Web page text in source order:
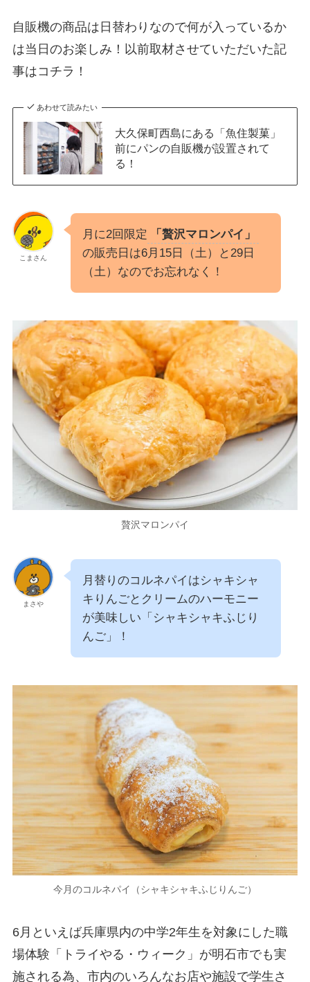
自販機の商品は日替わりなので何が入っているか
は当日のお楽しみ！以前取材させていただいた記
事はコチラ！
あわせて読みたい
大久保町西島にある「魚住製菓」
前にパンの自販機が設置されて
る！
こまさん
月に2回限定
「贅沢マロンパイ」
の販売日は6月15日（土）と29日
（土）なのでお忘れなく！
贅沢マロンパイ
まさや
月替りのコルネパイはシャキシャ
キりんごとクリームのハーモニー
が美味しい「シャキシャキふじり
んご」！
今月のコルネパイ（シャキシャキふじりんご）
6月といえば兵庫県内の中学2年生を対象にした職
場体験「トライやる・ウィーク」が明石市でも実
施される為、市内のいろんなお店や施設で学生さ